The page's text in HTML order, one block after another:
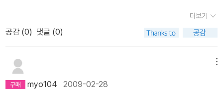
니다. 엄마 지금 좀 바빠서 조금 있다가 읽어줄께하면 기다리지 않고
혼자서 몇번이고 읽으면서 너무 재미 있어합니다. 선남 선녀가 주인
공으로 나와 행복하게 잘 살게되었다는 명작동화의 상식적 틀을 깨고
못생기고도 주인공이 될 수 있다는 것이 엄마인 제 마음에 쏙 듭니다.
더보기
공감 (0) 댓글 (0)
myo104 2009-02-28